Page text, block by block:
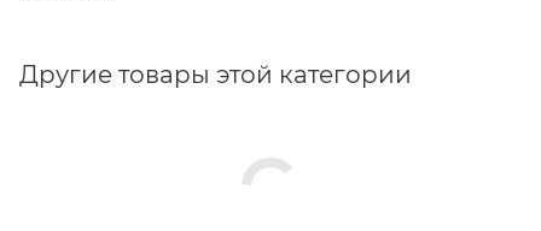
Другие товары этой категории